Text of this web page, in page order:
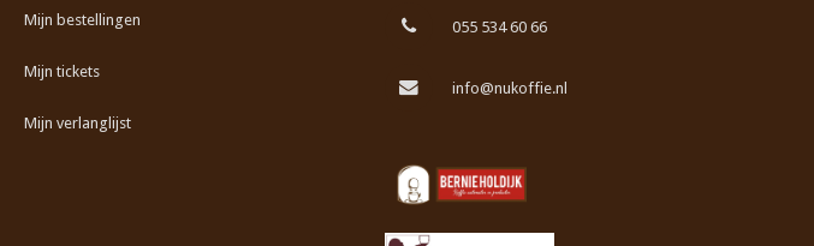
Mijn bestellingen
Mijn tickets
Mijn verlanglijst
055 534 60 66
info@nukoffie.nl